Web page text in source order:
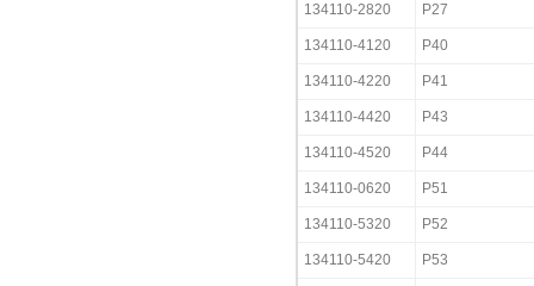
134110-2820 P27
134110-4120 P40
134110-4220 P41
134110-4420 P43
134110-4520 P44
134110-0620 P51
134110-5320 P52
134110-5420 P53